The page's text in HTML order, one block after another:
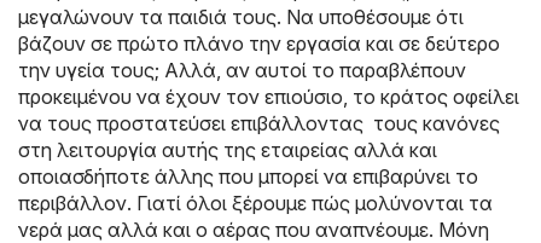
μεγαλώνουν τα παιδιά τους. Να υποθέσουμε ότι
βάζουν σε πρώτο πλάνο την εργασία και σε δεύτερο
την υγεία τους; Αλλά, αν αυτοί το παραβλέπουν
προκειμένου να έχουν τον επιούσιο, το κράτος οφείλει
να τους προστατεύσει επιβάλλοντας τους κανόνες
στη λειτουργία αυτής της εταιρείας αλλά και
οποιασδήποτε άλλης που μπορεί να επιβαρύνει το
περιβάλλον. Γιατί όλοι ξέρουμε πώς μολύνονται τα
νερά μας αλλά και ο αέρας που αναπνέουμε. Μόνη